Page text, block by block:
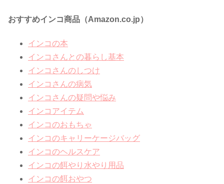
おすすめインコ商品（Amazon.co.jp）
インコの本
インコさんとの暮らし基本
インコさんのしつけ
インコさんの病気
インコさんの疑問や悩み
インコアイテム
インコのおもちゃ
インコのキャリーケージバッグ
インコのヘルスケア
インコの餌やり水やり用品
インコの餌おやつ